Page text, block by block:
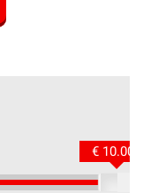
€ 10.000